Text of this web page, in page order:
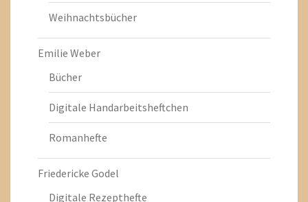
Weihnachtsbücher
Emilie Weber
Bücher
Digitale Handarbeitsheftchen
Romanhefte
Friedericke Godel
Digitale Rezepthefte